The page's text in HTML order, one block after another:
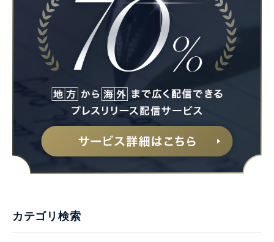
カテゴリ検索